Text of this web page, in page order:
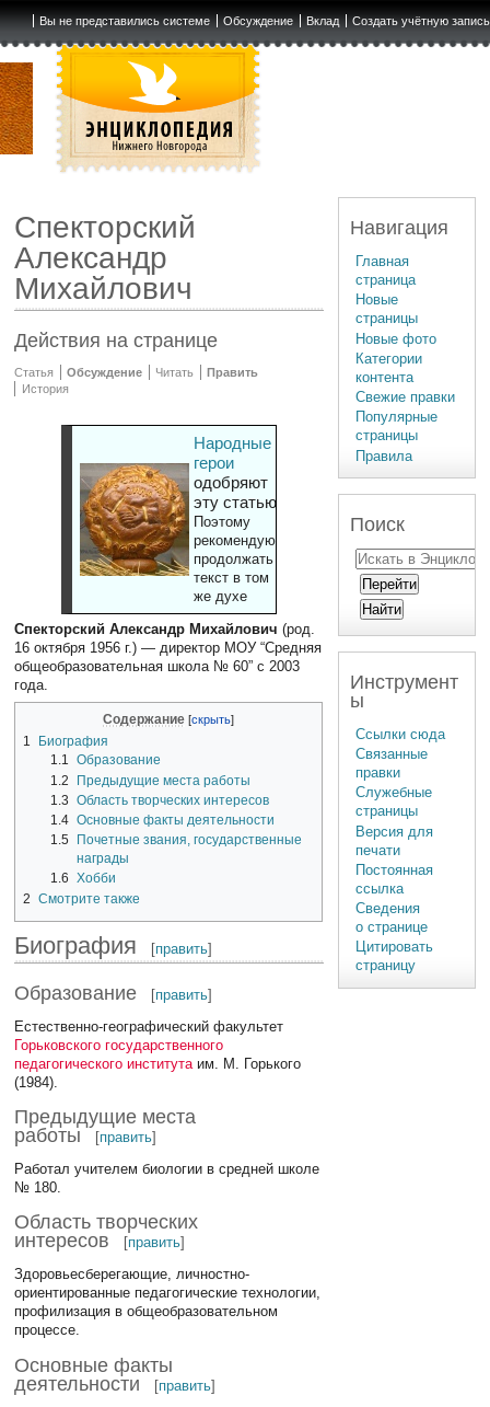
Вы не представились системе Обсуждение Вклад Создать учётную запись
Спекторский
Александр
Михайлович
Действия на странице
Статья Обсуждение Читать
Править
История
Народные
герои
одобряют
эту статью
Поэтому
рекомендуют
продолжать
текст в том
же духе
Спекторский Александр Михайлович (род.
16 октября 1956 г.) — директор МОУ “Средняя
общеобразовательная школа № 60” с 2003
года.
Содержание
1
Биография
1.1 Образование
1.2
Предыдущие места работы
1.3 Область творческих интересов
1.4 Основные факты деятельности
1.5
Почетные звания, государственные
награды
1.6 Хобби
2
Смотрите также
Биография [править]
Образование [править]
Естественно-географический факультет
Горьковского государственного
педагогического института им. М. Горького
(1984).
Предыдущие места
работы
[править]
Работал учителем биологии в средней школе
№ 180.
Область творческих
интересов
[править]
Здоровьесберегающие, личностно-
ориентированные педагогические технологии,
профилизация в общеобразовательном
процессе.
Основные факты
деятельности
[править]
Навигация
Главная
страница
Новые
страницы
Новые фото
Категории
контента
Свежие правки
Популярные
страницы
Правила
Поиск
Инструмент
ы
Ссылки сюда
Связанные
правки
Служебные
страницы
Версия для
печати
Постоянная
ссылка
Сведения
о странице
Цитировать
страницу